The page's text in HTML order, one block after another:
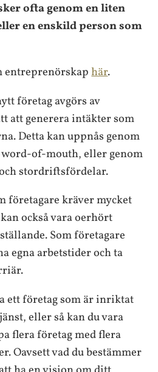
ofta genom en liten
en enskild person som
entreprenörskaphär.
företag avgörs av
att generera intäkter som
Detta kan uppnås genom
of-mouth, eller genom
stordriftsfördelar.
företagare kräver mycket
också vara oerhört
Som företagare
egna arbetstider och ta
ett företag som är inriktat
eller så kan du vara
flera företag med flera
Oavsett vad du bestämmer